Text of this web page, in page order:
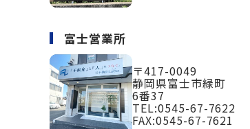
富士営業所
〒417-0049
静岡県富士市緑町
6番37
TEL:0545-67-7622
FAX:0545-67-7621